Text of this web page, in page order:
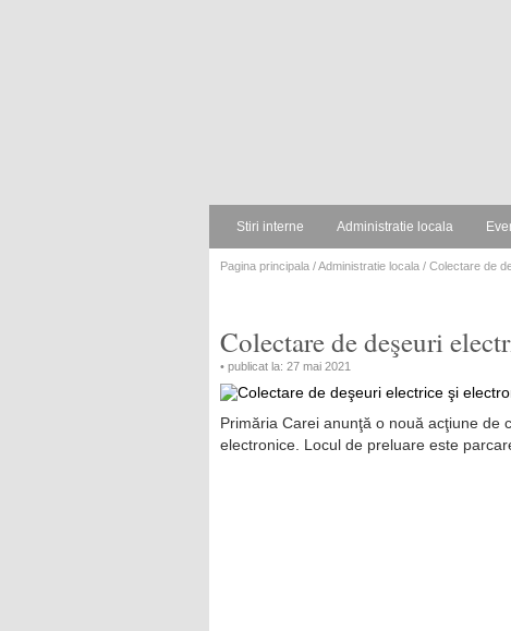
Stiri interne Administratie locala
Pagina principala /Administratie locala / Colectare de
Colectare de deşeuri
• publicat la: 27 mai 2021
Primăria Carei anunţă o nouă acţiune de
electronice. Locul de preluare este